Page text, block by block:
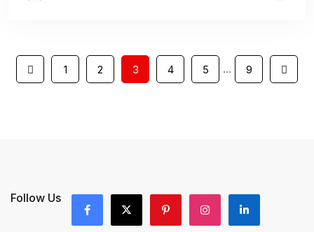
1 2 3 4 5 … 9
Follow Us